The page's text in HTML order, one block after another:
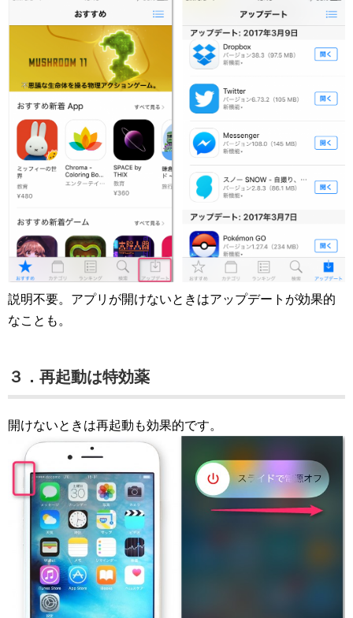
説明不要。アプリが開けないときはアップデートが効果的
なことも。
３．再起動は特効薬
開けないときは再起動も効果的です。